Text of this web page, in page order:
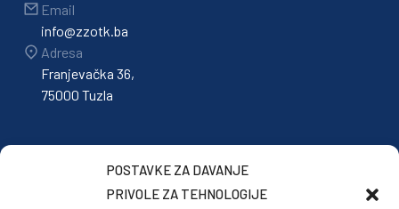
POSTAVKE ZA DAVANJE
PRIVOLE ZA TEHNOLOGIJE
Email
info@zzotk.ba
Adresa
Franjevačka 36,
75000 Tuzla